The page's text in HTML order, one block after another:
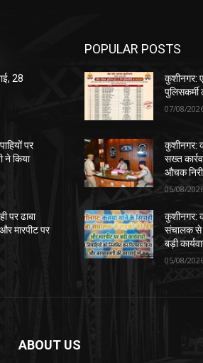
28
पर
ने किया
पर ढाबा
मारपीट पर
POPULAR POSTS
कुशीनगर:
पुलिसकर्मी
07/08/
कुशीनगर:
सख्त
औचक
05/08/
कुशीनगर:
संचालक से
बड़ी
05/08/
ABOUT US